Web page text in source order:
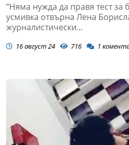
“Няма нужда да правя тест за
усмивка отвърна Лена
журналистически...
16 август 24 716 1